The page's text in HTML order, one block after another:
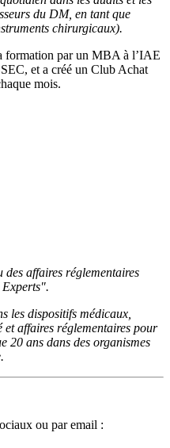
du DM, en tant que
chirurgicaux).
formation par un MBA à l’IAE
et a créé un Club Achat
mois.
des affaires réglementaires
les dispositifs médicaux,
affaires réglementaires pour
20 ans dans des organismes
ou par email :